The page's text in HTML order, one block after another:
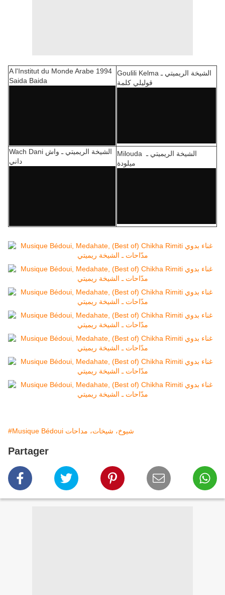
A l'Institut du Monde Arabe 1994
Saida Baida
Goulili Kelma الشيخة الريميتي ـ
قوليلي كلمة
Wach Dani الشيخة الريميتي ـ واش
داني
Milouda الشيخة الريميتي ـ
ميلودة
#Musique Bédoui شيوخ، شيخات، مداحات
Partager